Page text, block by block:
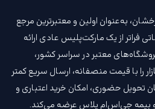
درخشان، به‌عنوان اولین و معتبرترین مرجع
فراتر از یک مارکت‌پلیس عادی ارائه
معتبر در سراسر کشور،
را با قیمت‌ منصفانه، ارسال سریع کمتر
تحویل حضوری، امکان خرید اعتباری و
بیمه جی‌اس‌ام‌ پلاس عرضه می‌کند.